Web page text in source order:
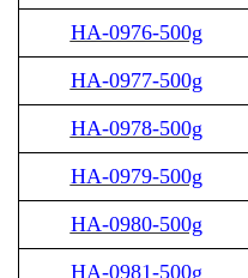
HA-0976-500g
HA-0977-500g
HA-0978-500g
HA-0979-500g
HA-0980-500g
HA-0981-500g